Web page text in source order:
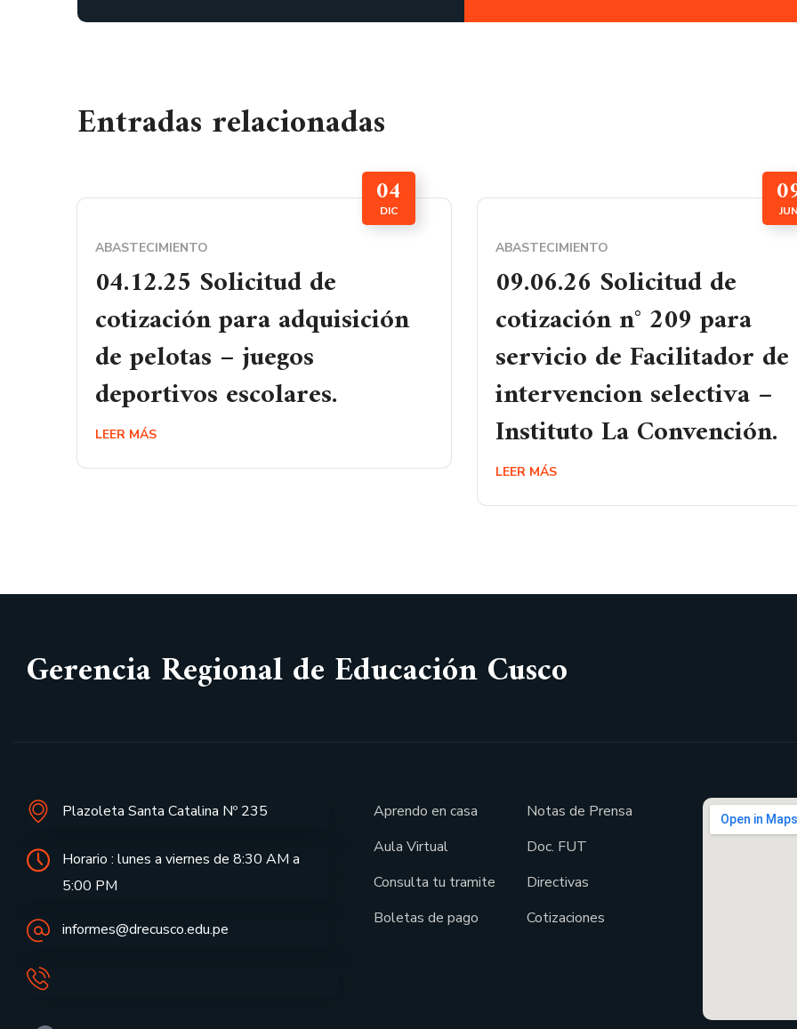
Entradas relacionadas
04
DIC
ABASTECIMIENTO
04.12.25 Solicitud de
cotización para adquisición
de pelotas – juegos
deportivos escolares.
LEER MÁS
ABASTECIMIENTO
09.06.26 Solicitud de
cotización n° 209 para
servicio de Facilitador de
intervencion selectiva –
Instituto La Convención.
LEER MÁS
Gerencia Regional de Educación Cusco
Plazoleta Santa Catalina Nº 235
Horario : lunes a viernes de 8:30 AM a
5:00 PM
informes@drecusco.edu.pe
Aprendo en casa
Aula Virtual
Consulta tu tramite
Boletas de pago
Notas de Prensa
Doc. FUT
Directivas
Cotizaciones